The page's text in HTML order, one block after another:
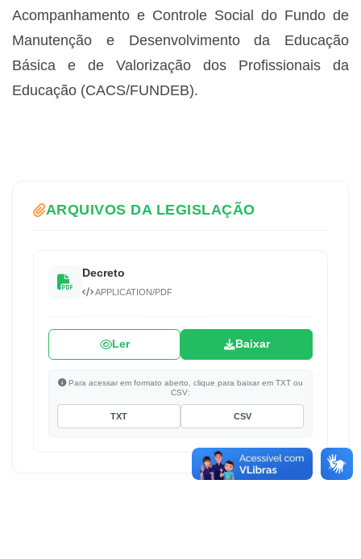
Acompanhamento e Controle Social do Fundo de
Manutenção e Desenvolvimento da Educação
Básica e de Valorização dos Profissionais da
Educação (CACS/FUNDEB).
ARQUIVOS DA LEGISLAÇÃO
Decreto
APPLICATION/PDF
Ler Baixar
Para acessar em formato aberto, clique para baixar em TXT ou
CSV:
TXT CSV